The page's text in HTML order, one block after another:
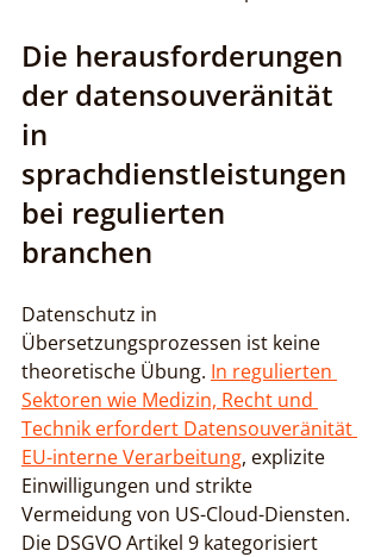
Die herausforderungen
der datensouveränität
in
sprachdienstleistungen
bei regulierten
branchen
Datenschutz in
Übersetzungsprozessen ist keine
theoretische Übung. In regulierten
Sektoren wie Medizin, Recht und
Technik erfordert Datensouveränität
EU-interne Verarbeitung, explizite
Einwilligungen und strikte
Vermeidung von US-Cloud-Diensten.
Die DSGVO Artikel 9 kategorisiert